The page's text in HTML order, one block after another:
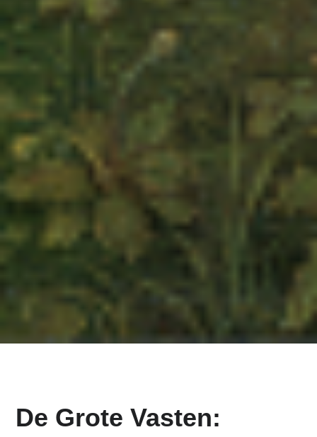
De Grote Vasten: